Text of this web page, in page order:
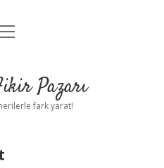
UyarıPazarı
fark yarat!